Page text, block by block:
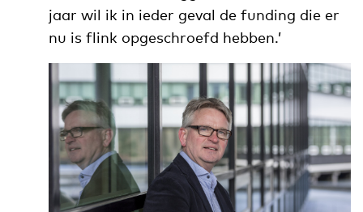
jaar wil ik in ieder geval de funding die er
nu is flink opgeschroefd hebben.’